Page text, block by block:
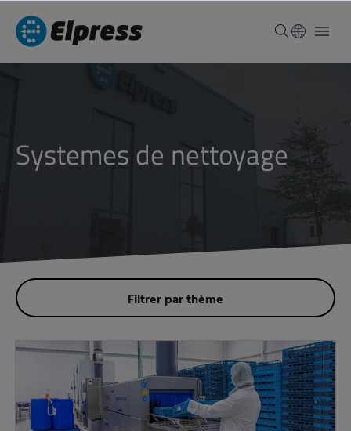
systemes de nettoyage
Filtrer par thème